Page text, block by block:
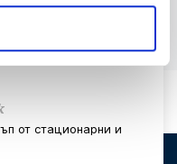
от стационарни и